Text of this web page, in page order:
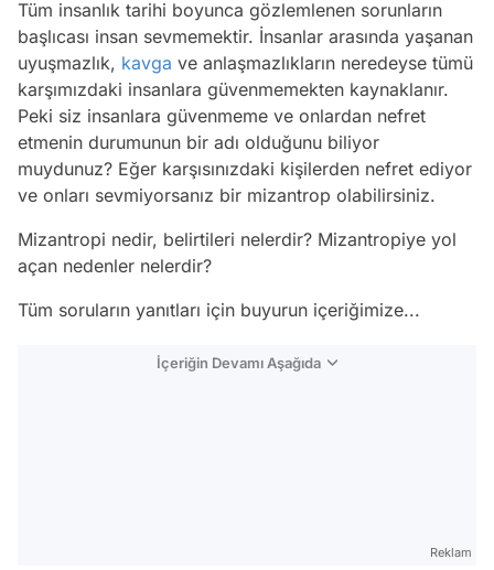
Tüm insanlık tarihi boyunca gözlemlenen sorunların
başlıcası insan sevmemektir. İnsanlar arasında yaşanan
uyuşmazlık, kavga ve anlaşmazlıkların neredeyse tümü
karşımızdaki insanlara güvenmemekten kaynaklanır.
Peki siz insanlara güvenmeme ve onlardan nefret
etmenin durumunun bir adı olduğunu biliyor
muydunuz? Eğer karşısınızdaki kişilerden nefret ediyor
ve onları sevmiyorsanız bir mizantrop olabilirsiniz.
Mizantropi nedir, belirtileri nelerdir? Mizantropiye yol
açan nedenler nelerdir?
Tüm soruların yanıtları için buyurun içeriğimize...
İçeriğin Devamı Aşağıda
Reklam